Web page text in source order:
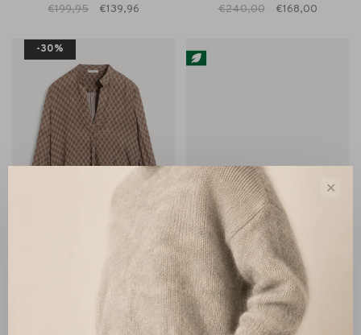
€199,95 €139,96 €240,00 €168,00
-30%
Malene Birger Mabillon
Blouse mollo lined
€210,00
Malene Birger
Malene Birger Zoira Belt
black gold
€220,00
✕